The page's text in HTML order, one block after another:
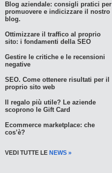
Blog aziendale: consigli pratici per
promuovere e indicizzare il nostro
blog.
Ottimizzare il traffico al proprio
sito: i fondamenti della SEO
Gestire le critiche e le recensioni
negative
SEO. Come ottenere risultati per il
proprio sito web
Il regalo più utile? Le aziende
scoprono le Gift Card
Ecommerce marketplace: che
cos’è?
VEDI TUTTE LE NEWS »